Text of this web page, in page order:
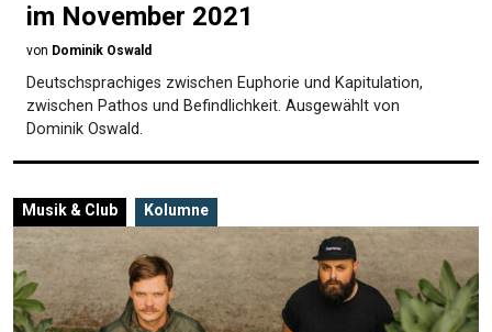
im November 2021
von Dominik Oswald
Deutschsprachiges zwischen Euphorie und Kapitulation,
zwischen Pathos und Befindlichkeit. Ausgewählt von
Dominik Oswald.
Musik & Club Kolumne